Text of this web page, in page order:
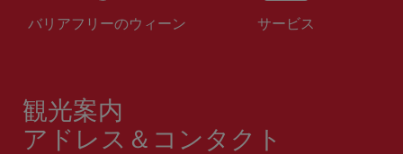
バリアフリーのウィーン サービス
観光案内
アドレス＆コンタクト